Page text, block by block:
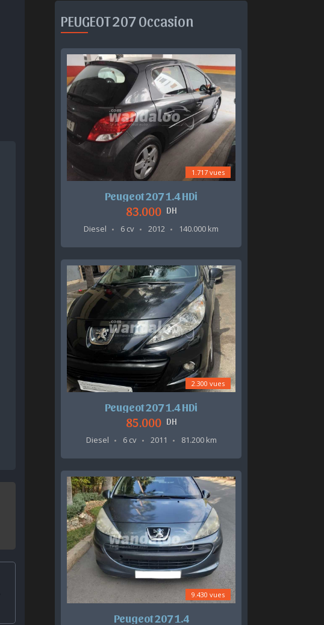
PEUGEOT 207 Occasion
1.717 vues
Peugeot 207 1.4 HDi
83.000 DH
Diesel
6 cv 2012 140.000 km
2.300 vues
Peugeot 207 1.4 HDi
85.000 DH
Diesel
6 cv 2011 81.200 km
9.430 vues
Peugeot 207 1.4